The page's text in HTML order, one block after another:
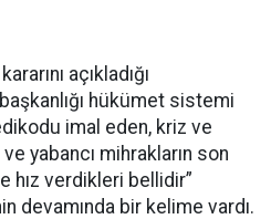
açıkladığı
hükümet sistemi
imal eden, kriz ve
yabancı mihrakların son
hız verdikleri bellidir”
devamında bir kelime vardı.